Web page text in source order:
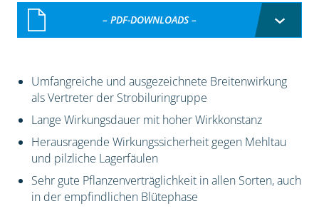
– PDF-DOWNLOADS –
Umfangreiche und ausgezeichnete Breitenwirkung
als Vertreter der Strobiluringruppe
Lange Wirkungsdauer mit hoher Wirkkonstanz
Herausragende Wirkungssicherheit gegen Mehltau
und pilzliche Lagerfäulen
Sehr gute Pflanzenverträglichkeit in allen Sorten, auch
in der empfindlichen Blütephase